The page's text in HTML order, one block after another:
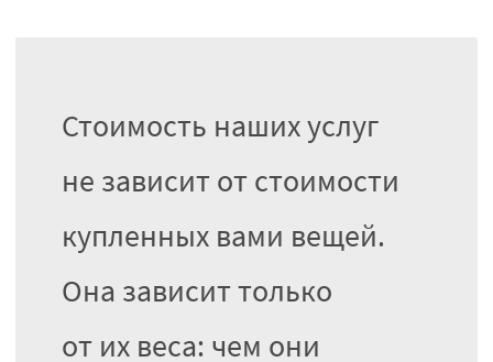
Стоимость наших услуг
не зависит от стоимости
купленных вами вещей.
Она зависит только
от их веса: чем они